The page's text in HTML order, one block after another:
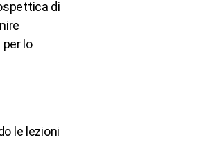
di
lo
le lezioni